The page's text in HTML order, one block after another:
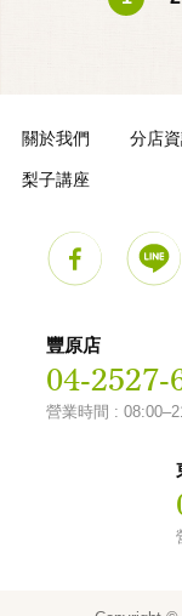
關於我們 分店
梨子講座
豐原店
04-2527-
營業時間 :